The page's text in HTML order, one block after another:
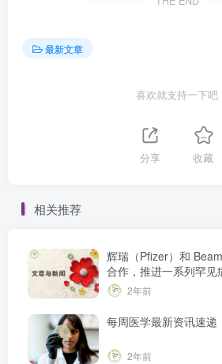
最新文章
喜欢就支持一下吧
分享 收藏
相关推荐
辉瑞（Pfizer）和
合作，推进一系列罕见
辑
2年前
每周医学最新资讯速递
2年前